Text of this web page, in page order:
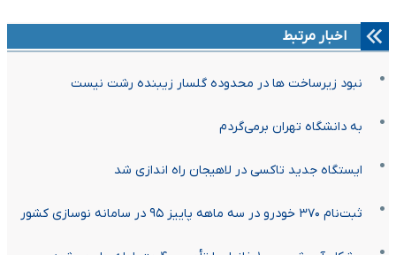
اخبار مرتبط
نبود زیرساخت ها در محدوده گلسار زیبنده رشت نیست
به دانشگاه تهران برمی‌گردم
ایستگاه جدید تاکسی در لاهیجان راه اندازی شد
ثبت‌نام ۳۷۰ خودرو در سه ماهه پاییز ۹۵ در سامانه نوسازی کشور